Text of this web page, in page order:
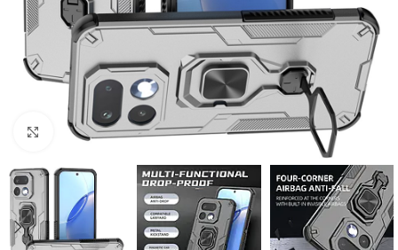
Click to enlarge